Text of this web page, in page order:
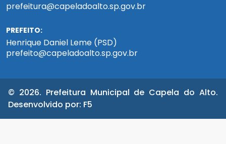
prefeitura@capeladoalto.sp.gov.br
PREFEITO:
Henrique Daniel Leme (PSD)
prefeito@capeladoalto.sp.gov.br
© 2026. Prefeitura Municipal de Capela do Alto.
Desenvolvido por: F5